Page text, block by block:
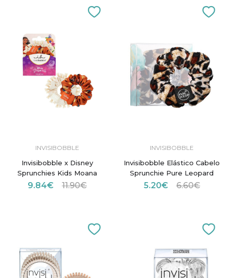
INVISIBOBBLE
Invisibobble x Disney
Sprunchies Kids Moana
9.84€ 11.90€
INVISIBOBBLE
Invisibobble Elástico Cabelo
Sprunchie Pure Leopard
5.20€ 6.60€